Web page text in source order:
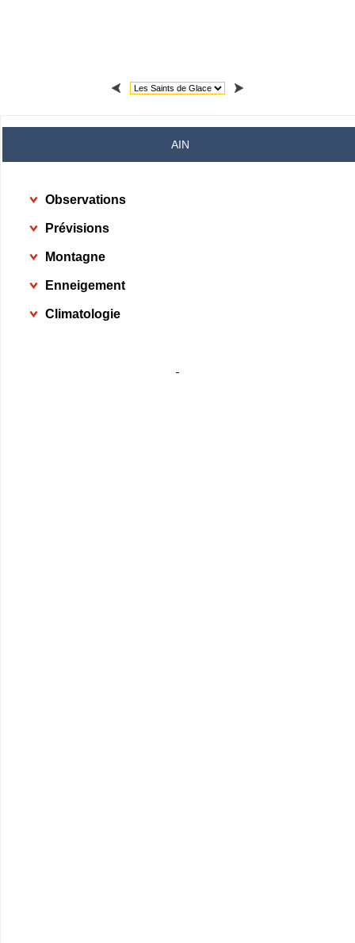
AIN
Observations
Prévisions
Montagne
Enneigement
Climatologie